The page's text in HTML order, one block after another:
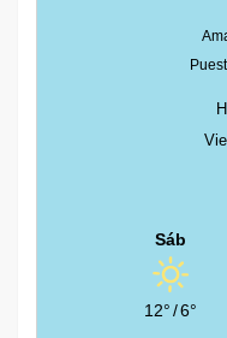
Sáb
12°/6°